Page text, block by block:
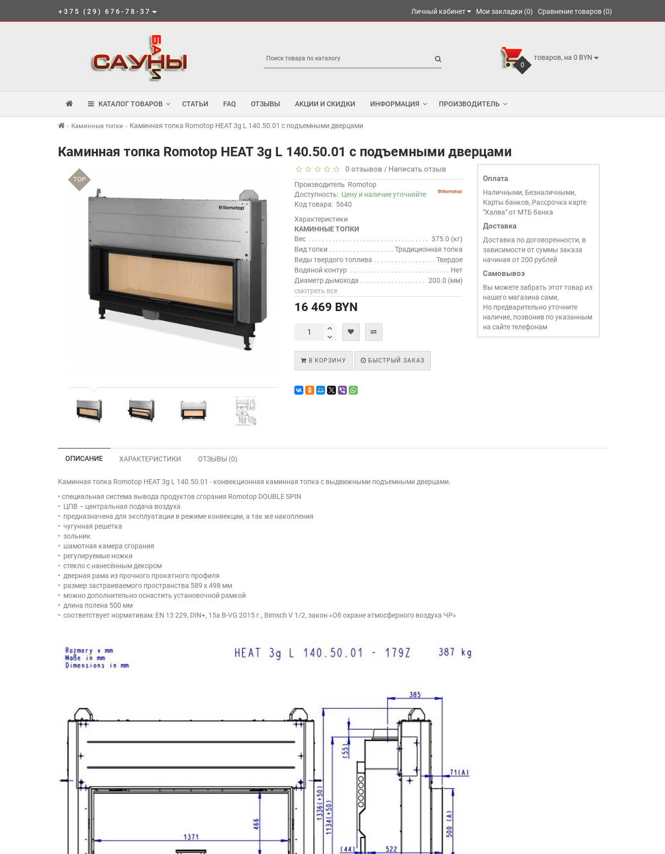
+375 (29) 676-78-37 Личный кабинет Мои закладки (0) Сравнение товаров (0)
0
товаров, на 0 BYN
КАТАЛОГ ТОВАРОВ СТАТЬИ FAQ ОТЗЫВЫ АКЦИИ И СКИДКИ ИНФОРМАЦИЯ ПРОИЗВОДИТЕЛЬ
Каминные топки Каминная топка Romotop HEAT 3g L 140.50.01 с подъемными дверцами
Каминная топка Romotop HEAT 3g L 140.50.01 с подъемными дверцами
TOP
0 отзывов / Написать отзыв
Производитель Romotop
Доступность: Цену и наличие уточняйте
Код товара: 5640
Характеристики
КАМИННЫЕ ТОПКИ
Вес
375.0 (кг)
Вид топки
Традиционная топка
Виды твердого топлива
Твердое
Водяной контур
Нет
Диаметр дымохода
200.0 (мм)
смотреть все
16 469 BYN
В КОРЗИНУ БЫСТРЫЙ ЗАКАЗ
Оплата
Наличными, Безналичными,
Карты банков, Рассрочка карте
"Халва" от МТБ банка
Доставка
Доставка по договоренности, в
зависимости от суммы заказа
начиная от 200 рублей
Самовывоз
Вы можете забрать этот товар из
нашего магазина сами,
Но предварительно уточните
наличие, позвонив по указанным
на сайте телефонам
ОПИСАНИЕ ХАРАКТЕРИСТИКИ ОТЗЫВЫ (0)
Каминная топка Romotop HEAT 3g L 140.50.01 - конвекционная каминная топка с выдвижными подъемными дверцами.
• специальная система вывода продуктов сгорания Romotop DOUBLE SPIN
• ЦПВ – центральная подача воздуха
• предназначена для эксплуатации в режиме конвекции, а так же накопления
• чугунная решетка
• зольник
• шамотная камера сгорания
• регулируемые ножки
• стекло с нанесённым декором
• дверная рама из прочного прокатного профиля
• размер застраиваемого пространства 589 x 498 мм
• можно дополнительно оснастить установочной рамкой
• длина полена 500 мм
• соответствует нормативам: EN 13 229, DIN+, 15а B-VG 2015 г., Bimsch V 1/2, закон «Об охране атмосферного воздуха ЧР»